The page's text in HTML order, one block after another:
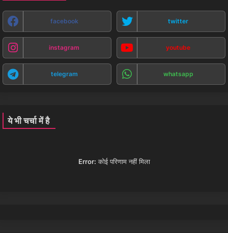
facebook twitter
instagram youtube
telegram whatsapp
ये भी चर्चा में है
Error: कोई परिणाम नहीं मिला